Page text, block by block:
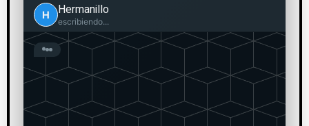
H Hermanillo
escribiendo...